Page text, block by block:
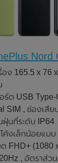
Nord
ง 165.5 x 76
ร์ต USB Type-
SIM , ช่องเสี
ฝุ่นที่ระดับ IP64
ค้งเล็กน้อยแบบ
ด FHD+ (1080
, อัตราส่ว